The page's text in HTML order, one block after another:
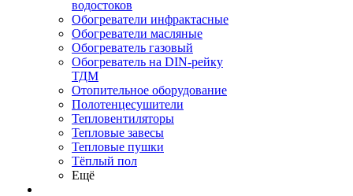
водостоков
Обогреватели инфрактасные
Обогреватели масляные
Обогреватель газовый
Обогреватель на DIN-рейку
ТДМ
Отопительное оборудование
Полотенцесушители
Тепловентиляторы
Тепловые завесы
Тепловые пушки
Тёплый пол
Ещё